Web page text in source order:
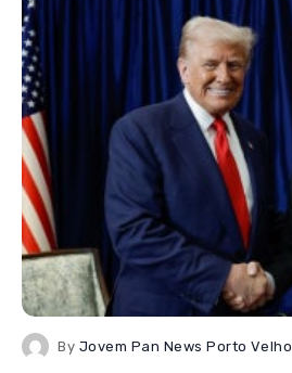
By Jovem Pan News Porto Velho